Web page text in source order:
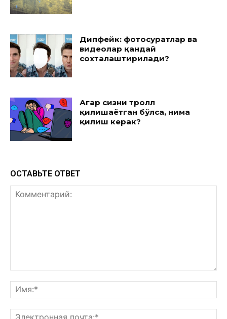
Дипфейк: фотосуратлар ва
видеолар қандай
сохталаштирилади?
Агар сизни тролл
қилишаётган бўлса, нима
қилиш керак?
ОСТАВЬТЕ ОТВЕТ